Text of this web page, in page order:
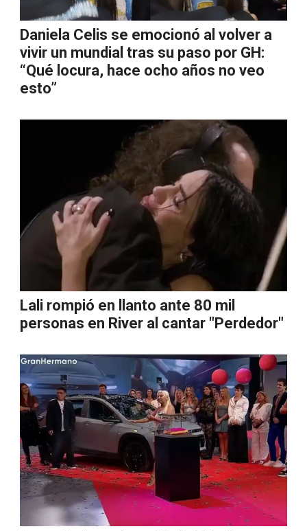
Daniela Celis se emocionó al volver a
vivir un mundial tras su paso por GH:
“Qué locura, hace ocho años no veo
esto”
Lali rompió en llanto ante 80 mil
personas en River al cantar "Perdedor"